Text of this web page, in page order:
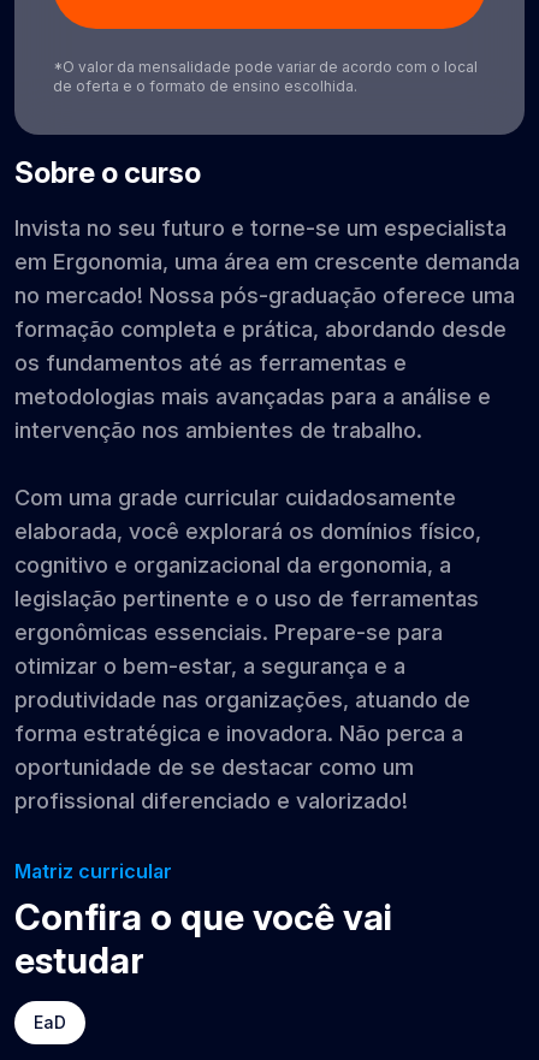
Sobre o curso
Invista no seu futuro e torne-se um especialista
em Ergonomia, uma área em crescente demanda
no mercado! Nossa pós-graduação oferece uma
formação completa e prática, abordando desde
os fundamentos até as ferramentas e
metodologias mais avançadas para a análise e
intervenção nos ambientes de trabalho.
Com uma grade curricular cuidadosamente
elaborada, você explorará os domínios físico,
cognitivo e organizacional da ergonomia, a
legislação pertinente e o uso de ferramentas
ergonômicas essenciais. Prepare-se para
otimizar o bem-estar, a segurança e a
produtividade nas organizações, atuando de
forma estratégica e inovadora. Não perca a
oportunidade de se destacar como um
profissional diferenciado e valorizado!
Matriz curricular
Confira o que você vai
estudar
EaD
*O valor da mensalidade pode variar de acordo com o local
de oferta e o formato de ensino escolhida.